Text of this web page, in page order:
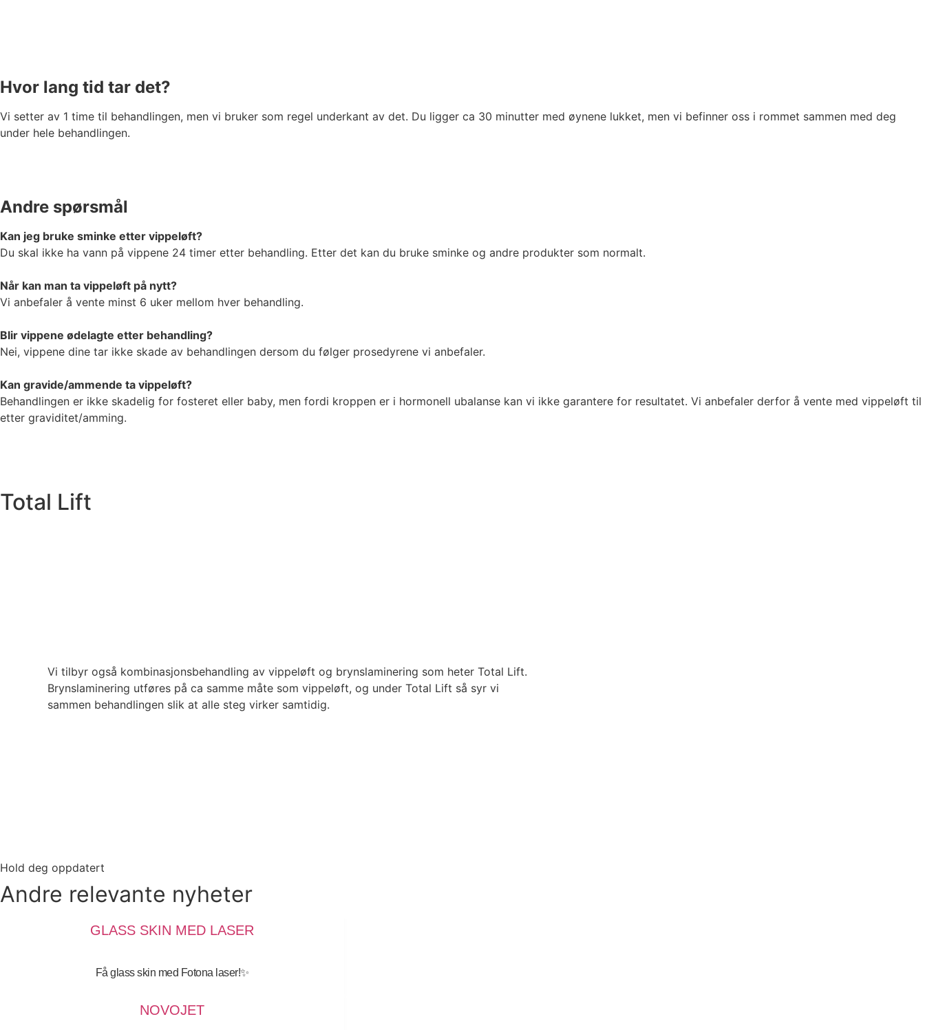
Hvor lang tid tar det?
Vi setter av 1 time til behandlingen, men vi bruker som regel underkant av det. Du ligger ca 30 minutter med øynene lukket, men vi befinner oss i rommet sammen med deg
under hele behandlingen.
Andre spørsmål
Kan jeg bruke sminke etter vippeløft?
Du skal ikke ha vann på vippene 24 timer etter behandling. Etter det kan du bruke sminke og andre produkter som normalt.
Når kan man ta vippeløft på nytt?
Vi anbefaler å vente minst 6 uker mellom hver behandling.
Blir vippene ødelagte etter behandling?
Nei, vippene dine tar ikke skade av behandlingen dersom du følger prosedyrene vi anbefaler.
Kan gravide/ammende ta vippeløft?
Behandlingen er ikke skadelig for fosteret eller baby, men fordi kroppen er i hormonell ubalanse kan vi ikke garantere for resultatet. Vi anbefaler derfor å vente med vippeløft til
etter graviditet/amming.
Total Lift
Vi tilbyr også kombinasjonsbehandling av vippeløft og brynslaminering som heter Total Lift.
Brynslaminering utføres på ca samme måte som vippeløft, og under Total Lift så syr vi
sammen behandlingen slik at alle steg virker samtidig.
Hold deg oppdatert
Andre relevante nyheter
4.09.2025
GLASS SKIN MED LASER
Få glass skin med Fotona laser!✨
NOVOJET